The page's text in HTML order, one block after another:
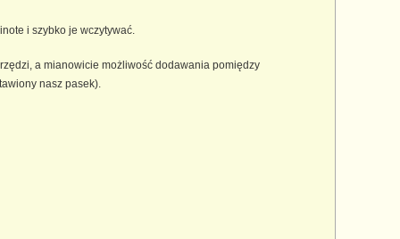
i szybko je wczytywać.
a mianowicie możliwość dodawania pomiędzy
nasz pasek).